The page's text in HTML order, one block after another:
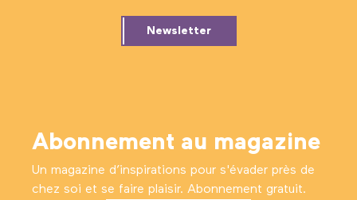
Newsletter
Abonnement au magazine
Un magazine d’inspirations pour s'évader près de
chez soi et se faire plaisir. Abonnement gratuit.